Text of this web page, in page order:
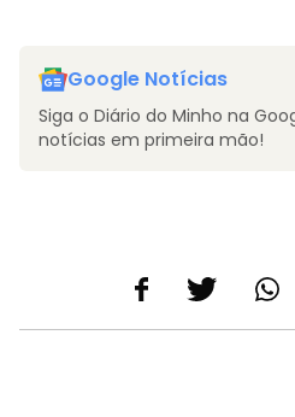
Google Notícias
Siga o Diário do Minho na
notícias em primeira mão!